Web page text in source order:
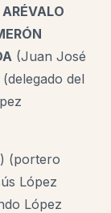
ARÉVALO
(Juan José
del
(portero
López
López